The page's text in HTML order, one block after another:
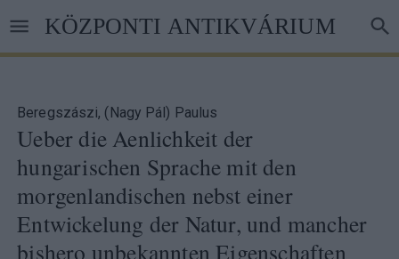
tartalomra
KÖZPONTI ANTIKVÁRIUM
Beregszászi, (Nagy Pál) Paulus
Ueber die Aenlichkeit der
hungarischen Sprache mit den
morgenlandischen nebst einer
Entwickelung der Natur, und mancher
bishero unbekannten Eigenschaften